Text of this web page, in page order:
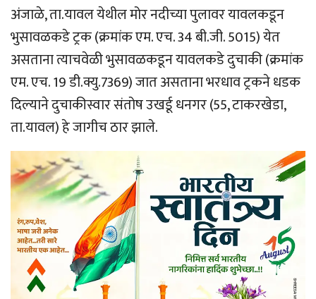
अंजाळे, ता.यावल येथील मोर नदीच्या पुलावर यावलकडून
भुसावळकडे ट्रक (क्रमांक एम. एच. 34 बी.जी. 5015) येत
असताना त्याचवेळी भुसावळकडून यावलकडे दुचाकी (क्रमांक
एम. एच. 19 डी.क्यु.7369) जात असताना भरधाव ट्रकने धडक
दिल्याने दुचाकीस्वार संतोष उखर्डू धनगर (55, टाकरखेडा,
ता.यावल) हे जागीच ठार झाले.